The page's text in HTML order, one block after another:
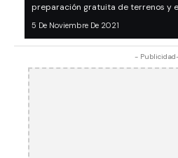
preparación gratuita de terrenos y
5 De Noviembre De 2021
-